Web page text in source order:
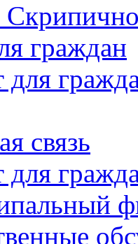
граждан
связь
для